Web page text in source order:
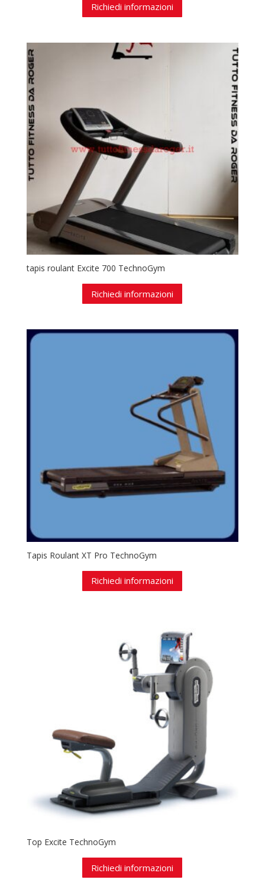
Richiedi informazioni
tapis roulant Excite 700 TechnoGym
Richiedi informazioni
Tapis Roulant XT Pro TechnoGym
Richiedi informazioni
Top Excite TechnoGym
Richiedi informazioni